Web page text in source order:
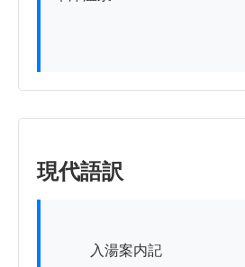
現代語訳